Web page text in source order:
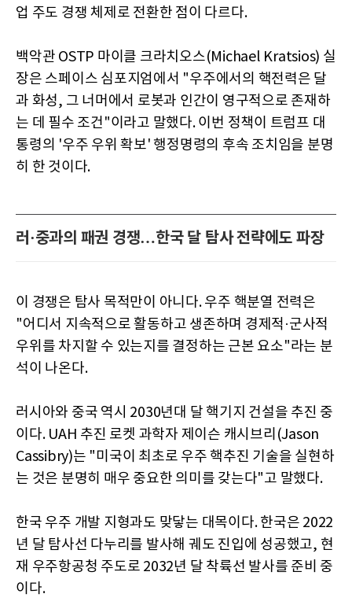
업 주도 경쟁 체제로 전환한 점이 다르다.
백악관 OSTP 마이클 크라치오스(Michael Kratsios) 실
장은 스페이스 심포지엄에서 "우주에서의 핵전력은 달
과 화성, 그 너머에서 로봇과 인간이 영구적으로 존재하
는 데 필수 조건"이라고 말했다. 이번 정책이 트럼프 대
통령의 '우주 우위 확보' 행정명령의 후속 조치임을 분명
히 한 것이다.
러·중과의 패권 경쟁…한국 달 탐사 전략에도 파장
이 경쟁은 탐사 목적만이 아니다. 우주 핵분열 전력은
"어디서 지속적으로 활동하고 생존하며 경제적·군사적
우위를 차지할 수 있는지를 결정하는 근본 요소"라는 분
석이 나온다.
러시아와 중국 역시 2030년대 달 핵기지 건설을 추진 중
이다. UAH 추진 로켓 과학자 제이슨 캐시브리(Jason
Cassibry)는 "미국이 최초로 우주 핵추진 기술을 실현하
는 것은 분명히 매우 중요한 의미를 갖는다"고 말했다.
한국 우주 개발 지형과도 맞닿는 대목이다. 한국은 2022
년 달 탐사선 다누리를 발사해 궤도 진입에 성공했고, 현
재 우주항공청 주도로 2032년 달 착륙선 발사를 준비 중
이다.